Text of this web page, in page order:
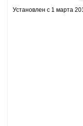
Установлен с 1 марта